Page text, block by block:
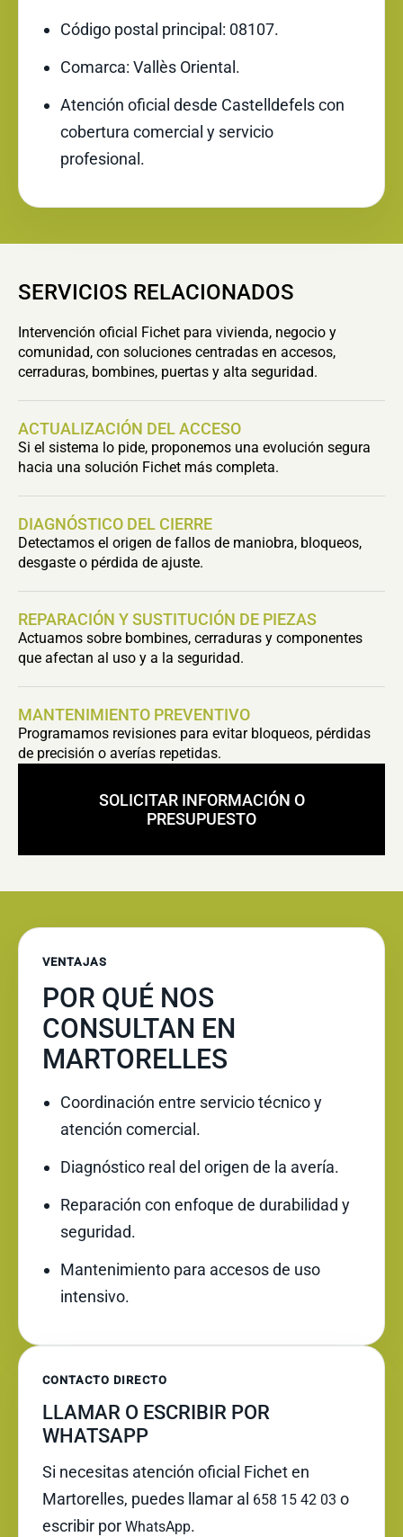
Código postal principal: 08107.
Comarca: Vallès Oriental.
Atención oficial desde Castelldefels con
cobertura comercial y servicio
profesional.
SERVICIOS RELACIONADOS
Intervención oficial Fichet para vivienda, negocio y
comunidad, con soluciones centradas en accesos,
cerraduras, bombines, puertas y alta seguridad.
ACTUALIZACIÓN DEL ACCESO
Si el sistema lo pide, proponemos una evolución segura
hacia una solución Fichet más completa.
DIAGNÓSTICO DEL CIERRE
Detectamos el origen de fallos de maniobra, bloqueos,
desgaste o pérdida de ajuste.
REPARACIÓN Y SUSTITUCIÓN DE PIEZAS
Actuamos sobre bombines, cerraduras y componentes
que afectan al uso y a la seguridad.
MANTENIMIENTO PREVENTIVO
Programamos revisiones para evitar bloqueos, pérdidas
de precisión o averías repetidas.
SOLICITAR INFORMACIÓN O
PRESUPUESTO
VENTAJAS
POR QUÉ NOS
CONSULTAN EN
MARTORELLES
Coordinación entre servicio técnico y
atención comercial.
Diagnóstico real del origen de la avería.
Reparación con enfoque de durabilidad y
seguridad.
Mantenimiento para accesos de uso
intensivo.
CONTACTO DIRECTO
LLAMAR O ESCRIBIR POR
WHATSAPP
Si necesitas atención oficial Fichet en
Martorelles, puedes llamar al 658 15 42 03 o
escribir por WhatsApp.